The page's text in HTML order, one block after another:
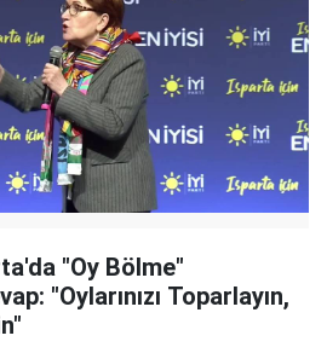
"Oy Bölme"
"Oylarınızı Toparlayın,